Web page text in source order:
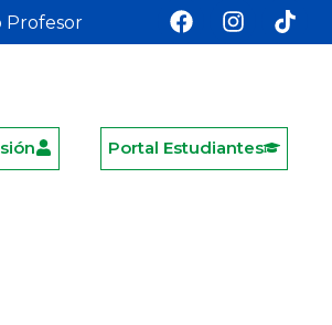
Profesor
Portal Estudiantes